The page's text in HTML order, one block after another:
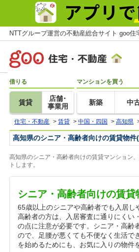
NTTグループ運営の不動産総合サイト goo住
借りる
賃貸
店舗･
事業用
マンションを買う
新築 中
住宅・不動産 > 賃貸 > 中国・四国 > 高知県
高知県のシニア・高齢者向けの賃貸物
高知県のシニア・高齢者向けの賃貸マンション
トします。
シニア・高齢者向けの賃貸
65歳以上のシニアや高齢者でも入居
高齢者の方は、入居審査に通りにくい
の点に注意が必要です。シニア・高齢
ので、足腰が悪くても不便なく生活で
を始めるためにも、お気に入りの物件